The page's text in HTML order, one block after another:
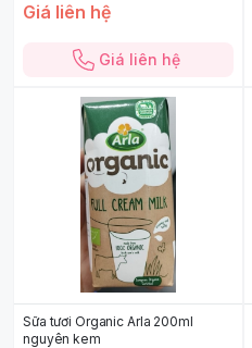
Giá liên hệ
Giá liên hệ
Sữa tươi Organic Arla 200ml
nguyên kem